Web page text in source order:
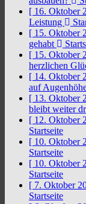
[ 16. Oktober
Leistung
[ 15. Oktober
gehabt
[ 15. Oktober
herzlichen
[ 14. Oktober
auf
[ 13. Oktober
bleibt weiter
[ 12. Oktober
Startseite
[ 10. Oktober
Startseite
[ 10. Oktober
Startseite
[ 7. Oktober
Startseite